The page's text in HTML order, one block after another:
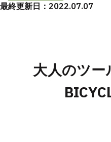
最終更新日：2022.07.07
大人のツー